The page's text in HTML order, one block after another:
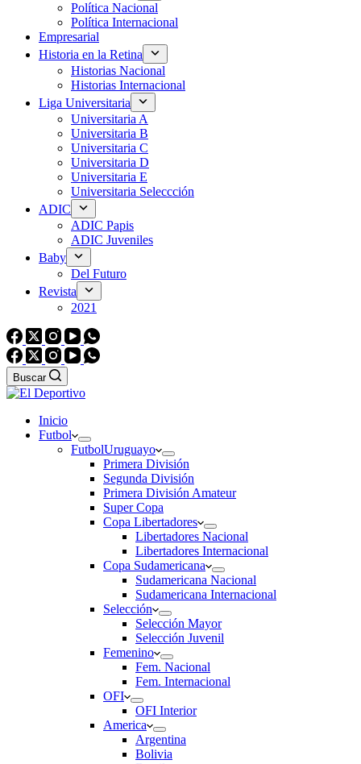
Política Nacional
Política Internacional
Empresarial
Historia en la Retina
Historias Nacional
Historias Internacional
Liga Universitaria
Universitaria A
Universitaria B
Universitaria C
Universitaria D
Universitaria E
Universitaria Seleccción
ADIC
ADIC Papis
ADIC Juveniles
Baby
Del Futuro
Revista
2021
Buscar
Inicio
Futbol
FutbolUruguayo
Primera División
Segunda División
Primera División Amateur
Super Copa
Copa Libertadores
Libertadores Nacional
Libertadores Internacional
Copa Sudamericana
Sudamericana Nacional
Sudamericana Internacional
Selección
Selección Mayor
Selección Juvenil
Femenino
Fem. Nacional
Fem. Internacional
OFI
OFI Interior
America
Argentina
Bolivia